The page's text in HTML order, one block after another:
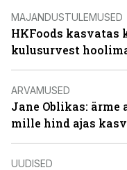
MAJANDUSTULEMUSED
HKFoods
kulusurvest
ARVAMUSED
Jane Oblikas: ärme
mille hind ajas
UUDISED